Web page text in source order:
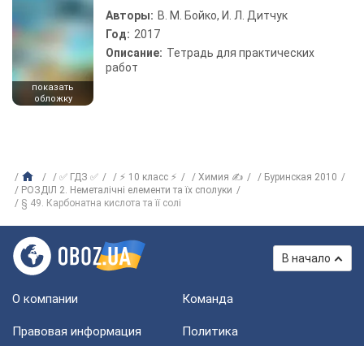
показать
обложку
Авторы: В. М. Бойко, И. Л. Дитчук
Год: 2017
Описание: Тетрадь для практических
работ
✅ ГДЗ ✅ ⚡ 10 класс ⚡ Химия ✍
Буринская 2010
РОЗДІЛ 2. Неметалічні елементи та їх сполуки
§ 49. Карбонатна кислота та її солі
В начало
О компании Команда
Правовая информация
Политика